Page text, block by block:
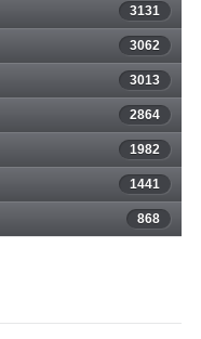
3131
3062
3013
2864
1982
1441
868